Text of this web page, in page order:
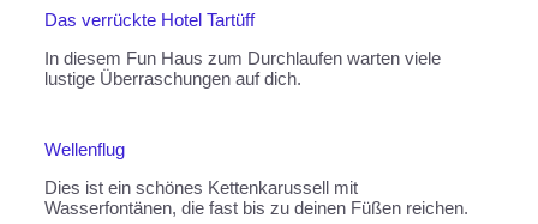
Das verrückte Hotel Tartüff
In diesem Fun Haus zum Durchlaufen warten viele
lustige Überraschungen auf dich.
Wellenflug
Dies ist ein schönes Kettenkarussell mit
Wasserfontänen, die fast bis zu deinen Füßen reichen.